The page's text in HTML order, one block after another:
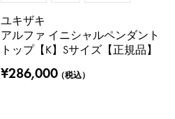
ユキザキ
アルファ イニシャルペンダント
トップ【K】Sサイズ【正規品】
¥286,000（税込）